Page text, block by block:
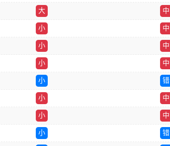
大 中
小 中
小 中
小 中
小 错
小 中
小 中
小 错